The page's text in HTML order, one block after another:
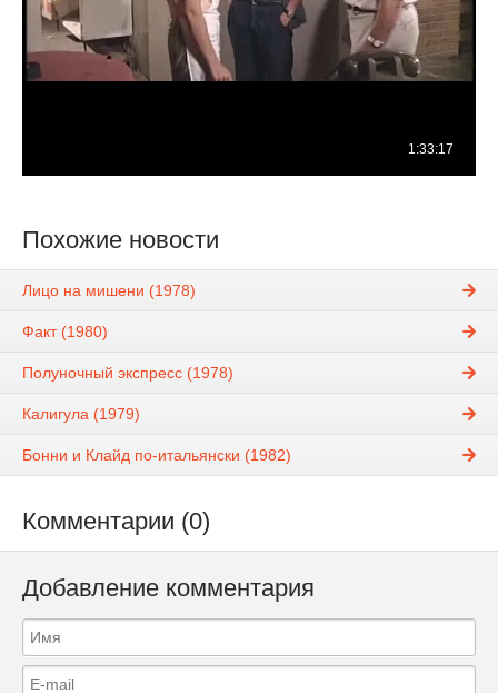
Похожие новости
Лицо на мишени (1978)
Факт (1980)
Полуночный экспресс (1978)
Калигула (1979)
Бонни и Клайд по-итальянски (1982)
Комментарии (0)
Добавление комментария